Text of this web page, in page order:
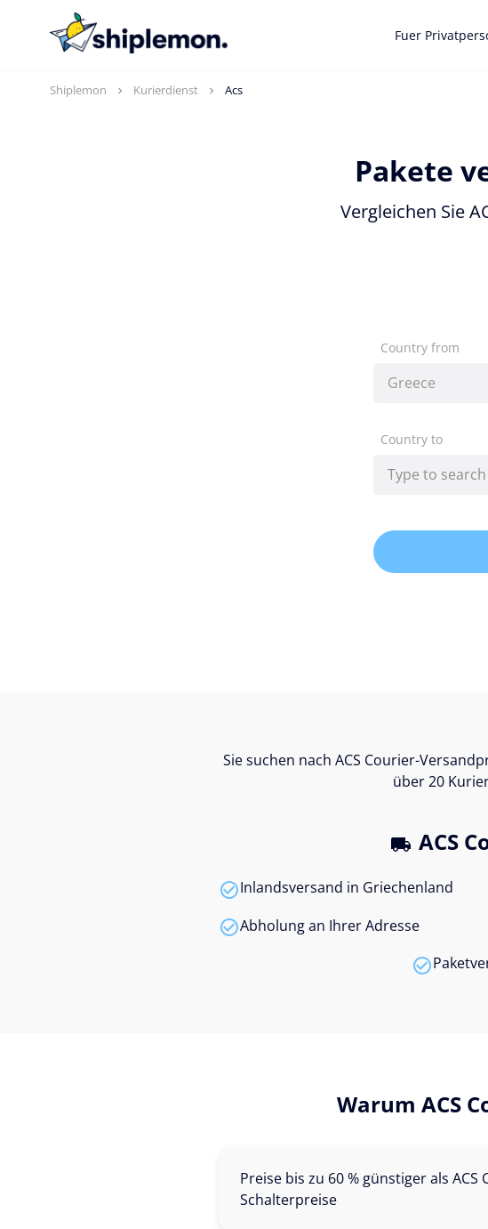
Fuer
Shiplemon Kurierdienst Acs
Pakete
Vergleichen Sie
Country from
Country to
Sie suchen nach ACS Courier-
über 20
ACS
Inlandsversand in Griechenland
Abholung an Ihrer Adresse
Warum ACS
Preise bis zu 60 % günstiger als ACS
Schalterpreise